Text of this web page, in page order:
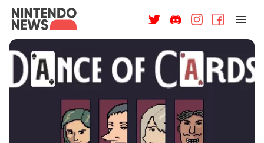
NAGRODY
NEWSY
ARTYKUŁY